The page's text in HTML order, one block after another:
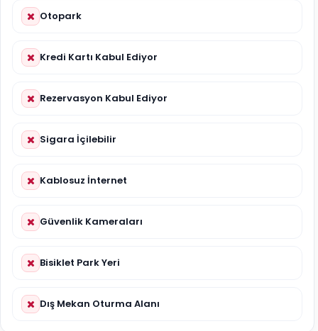
Otopark
Kredi Kartı Kabul Ediyor
Rezervasyon Kabul Ediyor
Sigara İçilebilir
Kablosuz İnternet
Güvenlik Kameraları
Bisiklet Park Yeri
Dış Mekan Oturma Alanı